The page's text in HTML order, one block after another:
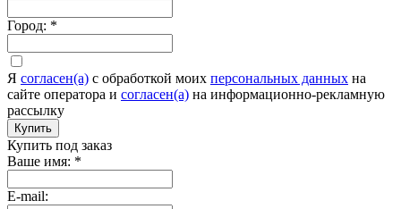
Город: *
Я согласен(а) c обработкой моих персональных данных на
сайте оператора и согласен(а) на информационно-рекламную
рассылку
Купить
Купить под заказ
Ваше имя: *
E-mail: